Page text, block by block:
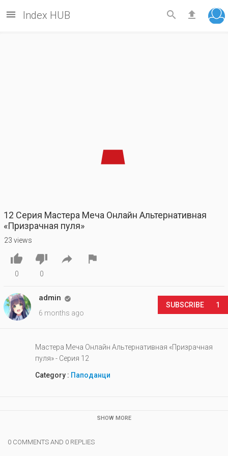
 Index HUB  
12 Серия Мастера Меча Онлайн Альтернативная
«Призрачная пуля»
23 views

0

0
 
admin 
6 months ago
SUBSCRIBE 1
Мастера Меча Онлайн Альтернативная «Призрачная
пуля» - Серия 12
Category : Паподанци
SHOW MORE
0 COMMENTS AND 0 REPLIES